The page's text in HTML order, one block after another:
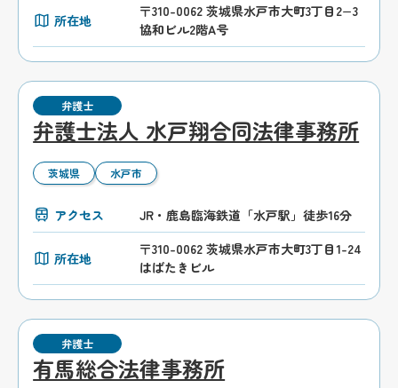
所在地
〒310-0062 茨城県水戸市大町3丁目2−3
協和ビル2階A号
弁護士
弁護士法人 水戸翔合同法律事務所
茨城県 水戸市
アクセス JR・鹿島臨海鉄道「水戸駅」徒歩16分
所在地
〒310-0062 茨城県水戸市大町3丁目1-24
はばたきビル
弁護士
有馬総合法律事務所